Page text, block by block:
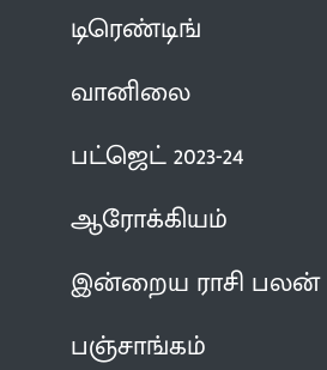
டிரெண்டிங்
வானிலை
பட்ஜெட் 2023-24
ஆரோக்கியம்
இன்றைய ராசி பலன்
பஞ்சாங்கம்